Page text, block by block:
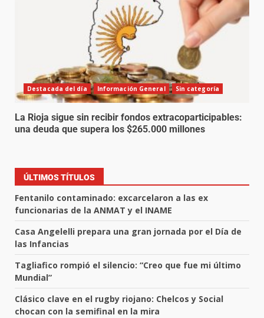
Destacada del día Información General Sin categoría
La Rioja sigue sin recibir fondos extracoparticipables:
una deuda que supera los $265.000 millones
ÚLTIMOS TÍTULOS
Fentanilo contaminado: excarcelaron a las ex
funcionarias de la ANMAT y el INAME
Casa Angelelli prepara una gran jornada por el Día de
las Infancias
Tagliafico rompió el silencio: “Creo que fue mi último
Mundial”
Clásico clave en el rugby riojano: Chelcos y Social
chocan con la semifinal en la mira